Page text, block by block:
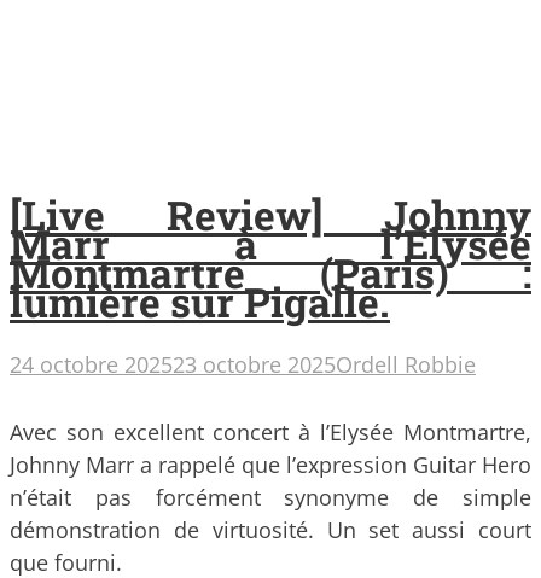
[Live Review] Johnny
Marr à l’Elysée
Montmartre (Paris) :
lumière sur Pigalle.
24 octobre 202523 octobre 2025Ordell Robbie
Avec son excellent concert à l’Elysée Montmartre,
Johnny Marr a rappelé que l’expression Guitar Hero
n’était pas forcément synonyme de simple
démonstration de virtuosité. Un set aussi court
que fourni.